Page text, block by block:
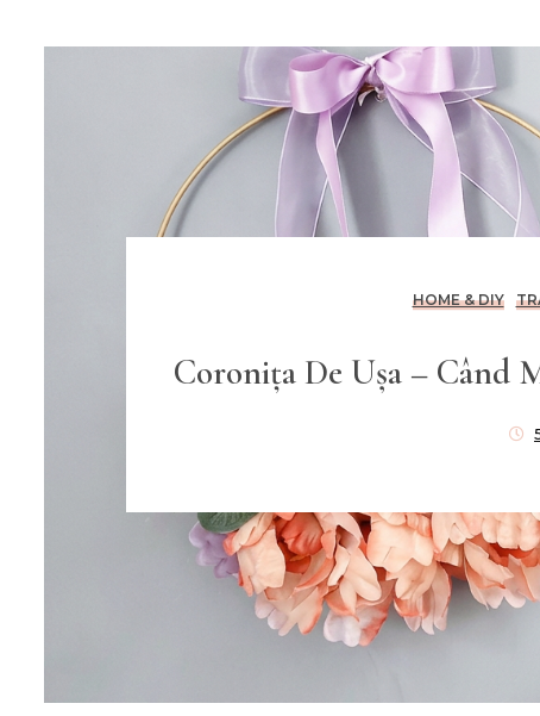
HOME & DIY
Coronița De Ușa – Când